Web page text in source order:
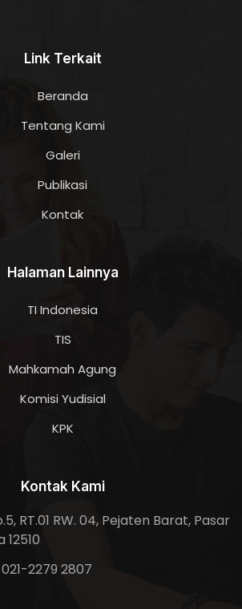
Link Terkait
Beranda
Tentang Kami
Galeri
Publikasi
Kontak
Halaman Lainnya
TI Indonesia
TIS
Mahkamah Agung
Komisi Yudisial
KPK
Kontak Kami
RT.01 RW. 04, Pejaten Barat, Pasar
2279 2807